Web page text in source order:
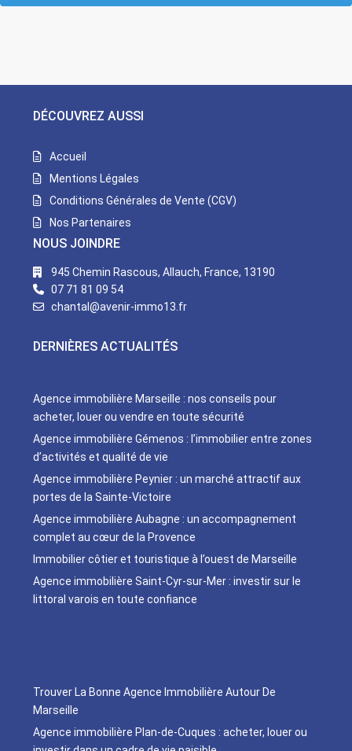
DÉCOUVREZ AUSSI
Accueil
Mentions Légales
Conditions Générales de Vente (CGV)
Nos Partenaires
NOUS JOINDRE
945 Chemin Rascous, Allauch, France, 13190
07 71 81 09 54
chantal@avenir-immo13.fr
DERNIÈRES ACTUALITÉS
Agence immobilière Marseille : nos conseils pour
acheter, louer ou vendre en toute sécurité
Agence immobilière Gémenos : l’immobilier entre zones
d’activités et qualité de vie
Agence immobilière Peynier : un marché attractif aux
portes de la Sainte-Victoire
Agence immobilière Aubagne : un accompagnement
complet au cœur de la Provence
Immobilier côtier et touristique à l’ouest de Marseille
Agence immobilière Saint-Cyr-sur-Mer : investir sur le
littoral varois en toute confiance
Trouver La Bonne Agence Immobilière Autour De
Marseille
Agence immobilière Plan-de-Cuques : acheter, louer ou